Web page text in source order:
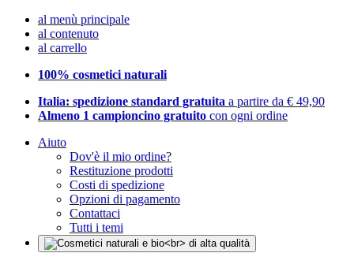
al menù principale
al contenuto
al carrello
100% cosmetici naturali
Italia: spedizione standard gratuita a partire da € 49,90
Almeno 1 campioncino gratuito con ogni ordine
Aiuto
Dov'è il mio ordine?
Restituzione prodotti
Costi di spedizione
Opzioni di pagamento
Contattaci
Tutti i temi